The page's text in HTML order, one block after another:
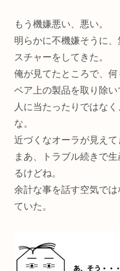
もう機嫌悪い、悪い。
明らかに不機嫌そうに
スチャーをしてきた。
俺が見てたところで、
ベア上の製品を取り除い
人に当たったりではな
な。
近づくなオーラが見えて
まあ、トラブル続きで
るけどね。
余計な事を話す空気で
ていた。